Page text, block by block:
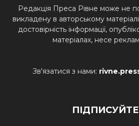
Редакція Преса Рівне може не
викладену в авторському
достовірність інформації,
матеріалах, несе
Зв'язатися з нами: